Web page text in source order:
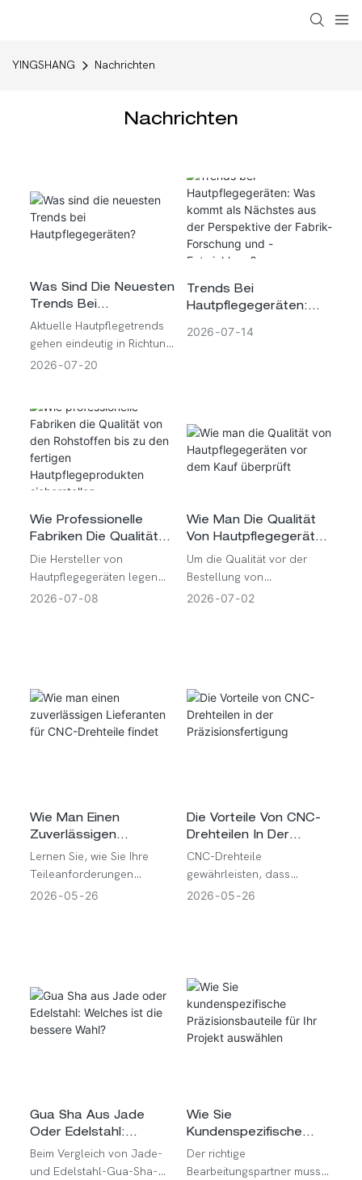
YINGSHANG Nachrichten
Nachrichten
Was Sind Die Neuesten
Trends Bei
Hautpflegegeräten?
Aktuelle Hautpflegetrends
gehen eindeutig in Richtung
medizinischer Präzision und
Verbrauchern steht ein
ausgefeiltes,
wissenschaftlich belegtes
Instrumentarium zur
Verfügung – von der
mit IASTM-basiertem Gua
Sha bis hin zur
langanhaltenden
Glanzkontrolle mit
Vulkansteinen.
2026 07 20
Trends Bei
Hautpflegegeräten:
2026 07 14
Wie Professionelle
Fabriken Die Qualität
Von Den Rohstoffen Bis
Zu Den Fertigen
Sicherstellen
Die Hersteller von
Hautpflegegeräten legen
Wert auf die Verwendung
sicherzustellen, dass die
Hautpflegegeräte nicht nur
wirksam, sondern auch
2026 07 08
Wie Man Die Qualität
Von Hautpflegegeräten
Vor Dem Kauf
Überprüft
Um die Qualität vor der
Bestellung von
Schönheitswerkzeugen zu
Sicherheitszertifizierungen
erforderlich.
2026 07 02
Wie Man Einen
Zuverlässigen
Lieferanten Für CNC-
Drehteile Findet
Lernen Sie, wie Sie Ihre
Teileanforderungen
definieren, die
richtigen Angebotsdetails
erstellen.
2026 05 26
Die Vorteile Von CNC-
Drehteilen In Der
Präzisionsfertigung
CNC-Drehteile
gewährleisten, dass
Präzisionshersteller eine
erreichen. Sie bieten
Genauigkeit bei flexibler
Fertigung von Wellen,
Hülsen, Stiften und
2026 05 26
Gua Sha Aus Jade
Oder Edelstahl:
Welches Ist Die
Bessere Wahl?
Beim Vergleich von Jade-
und Edelstahl-Gua-Sha-
Wie Sie
Kundenspezifische
Präzisionsbauteile Für
Ihr Projekt Auswählen
Der richtige
Bearbeitungspartner muss